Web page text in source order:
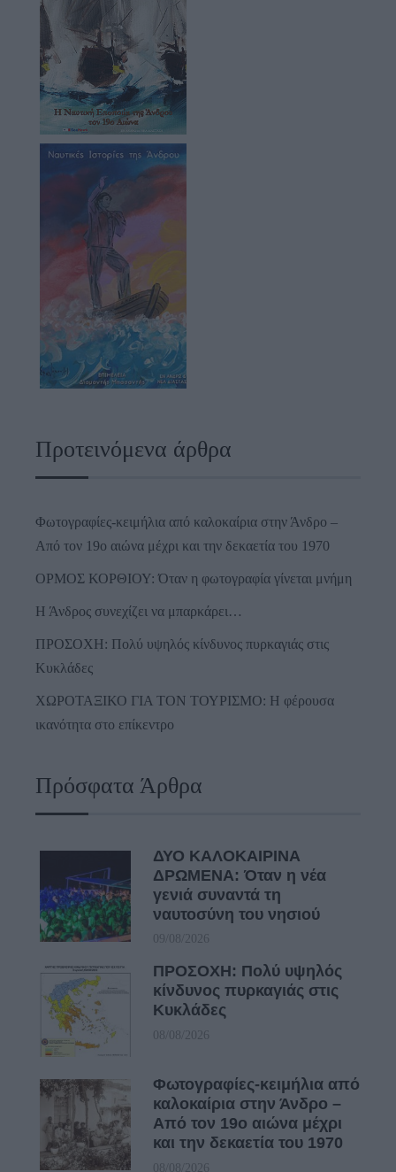
Προτεινόμενα άρθρα
Φωτογραφίες-κειμήλια από καλοκαίρια στην Άνδρο –
Από τον 19ο αιώνα μέχρι και την δεκαετία του 1970
ΟΡΜΟΣ ΚΟΡΘΙΟΥ: Όταν η φωτογραφία γίνεται μνήμη
Η Άνδρος συνεχίζει να μπαρκάρει…
ΠΡΟΣΟΧΗ: Πολύ υψηλός κίνδυνος πυρκαγιάς στις
Κυκλάδες
ΧΩΡΟΤΑΞΙΚΟ ΓΙΑ ΤΟΝ ΤΟΥΡΙΣΜΟ: Η φέρουσα
ικανότητα στο επίκεντρο
Πρόσφατα Άρθρα
ΔΥΟ ΚΑΛΟΚΑΙΡΙΝΑ
ΔΡΩΜΕΝΑ: Όταν η νέα
γενιά συναντά τη
ναυτοσύνη του νησιού
09/08/2026
ΠΡΟΣΟΧΗ: Πολύ υψηλός
κίνδυνος πυρκαγιάς στις
Κυκλάδες
08/08/2026
Φωτογραφίες-κειμήλια από
καλοκαίρια στην Άνδρο –
Από τον 19ο αιώνα μέχρι
και την δεκαετία του 1970
08/08/2026